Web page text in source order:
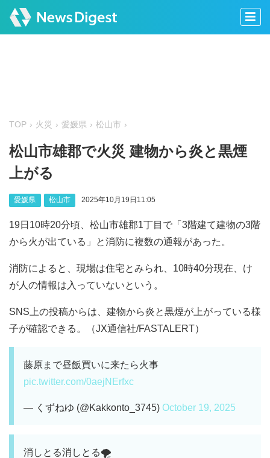
TOP 火災 愛媛県 松山市
松山市雄郡で火災 建物から炎と黒煙
上がる
愛媛県 松山市 2025年10月19日11:05
19日10時20分頃、松山市雄郡1丁目で「3階建て建物の3階
から火が出ている」と消防に複数の通報があった。
消防によると、現場は住宅とみられ、10時40分現在、け
が人の情報は入っていないという。
SNS上の投稿からは、建物から炎と黒煙が上がっている様
子が確認できる。（JX通信社/FASTALERT）
藤原まで昼飯買いに来たら火事
pic.twitter.com/0aejNErfxc
— くずねゆ (@Kakkonto_3745) October 19, 2025
消しとる消しとる🌪️